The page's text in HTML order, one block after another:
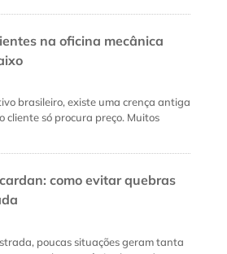
na oficina mecânica
brasileiro, existe uma crença antiga
cliente só procura preço. Muitos
como evitar quebras
poucas situações geram tanta